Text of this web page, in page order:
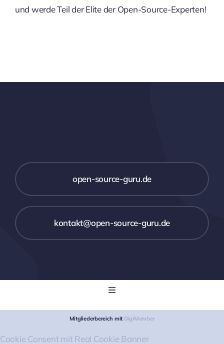
und werde Teil der Elite der Open-Source-Experten!
open-source-guru.de
kontakt@open-source-guru.de
Toggle
Mitgliederbereich mit DigiMember
Cookie Consent mit Real Cookie Banner